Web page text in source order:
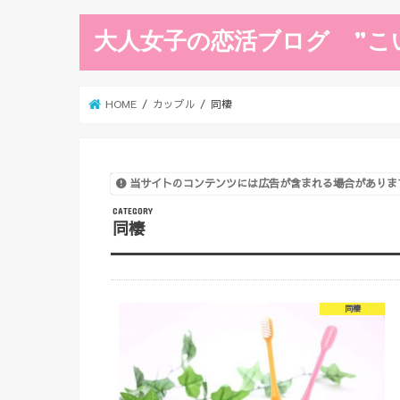
大人女子の恋活ブログ ”こ
HOME カップル 同棲
当サイトのコンテンツには広告が含まれる場合がありま
同棲
同棲